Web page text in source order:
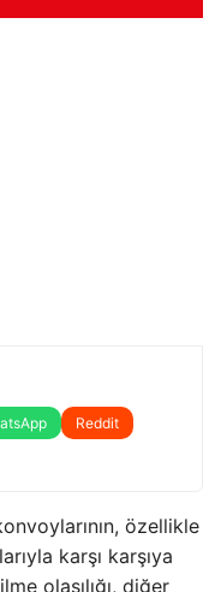
Reddit
özellikle
karşı karşıya
olasılığı, diğer